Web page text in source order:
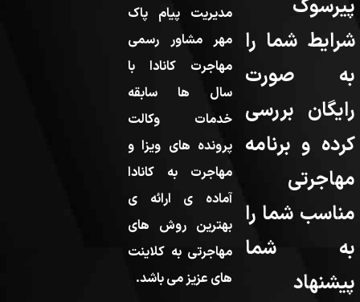
پیرسوک
شرایط شما را
به صورت
رایگان بررسی
کرده و برنامه
مهاجرتی
مناسب شما را
به شما
پیشنهاد
مدیریت پیام پاک
مهر مشاور رسمی
مهاجرت کانادا با
سال ها سابقه
خدمات وکالت
پرونده های ویزا و
مهاجرت به کانادا
آماده ی ارائه ی
بهترین روش های
مهاجرتی به کلاینت
های عزیز می باشد.